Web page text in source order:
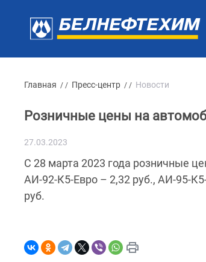
Главная / / Пресс-центр / / Новости
Розничные цены на
27.03.2023
С 28 марта 2023 года розничные
АИ-92-К5-Евро – 2,32 руб., АИ-95-
руб.